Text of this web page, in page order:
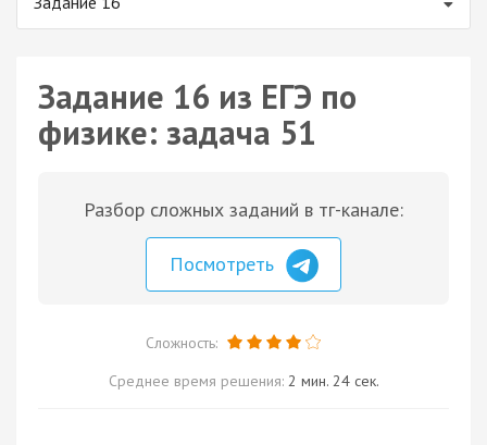
Задание 16 из ЕГЭ по
физике: задача 51
Разбор сложных заданий в тг-канале:
Посмотреть
Сложность:
Среднее время решения: 2 мин. 24 сек.